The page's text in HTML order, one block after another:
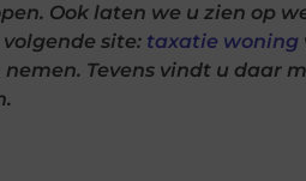
Ook laten we u zien op
site: taxatie woning
nemen. Tevens vindt u daar